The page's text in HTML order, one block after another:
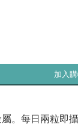
加入
每日兩粒